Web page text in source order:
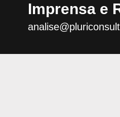
Imprensa e